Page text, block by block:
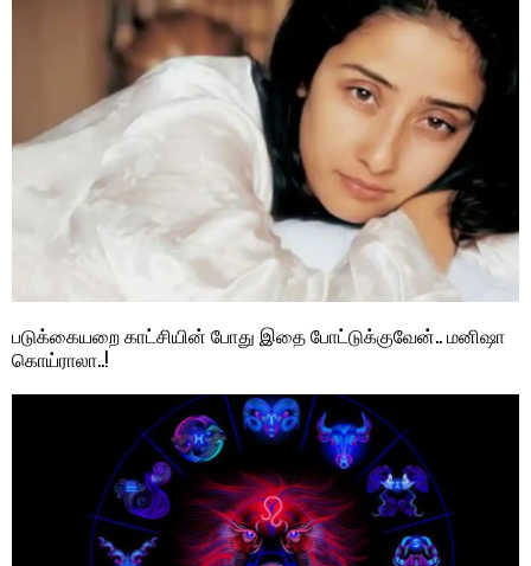
படுக்கையறை காட்சியின் போது இதை போட்டுக்குவேன்.. மனிஷா
கொய்ராலா..!